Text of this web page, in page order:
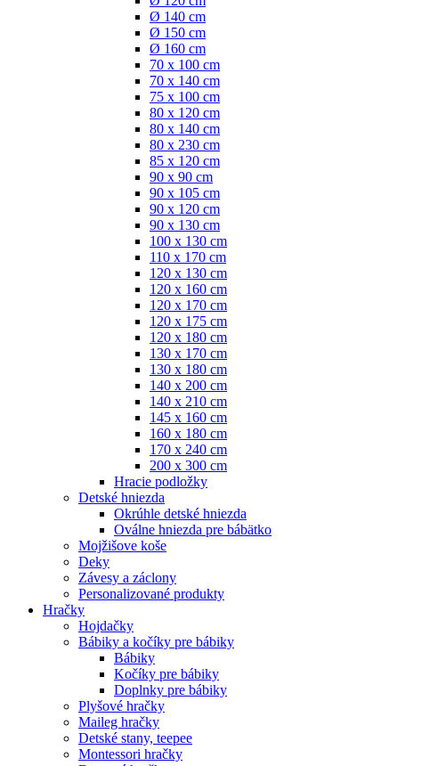
Ø 140 cm
Ø 150 cm
Ø 160 cm
70 x 100 cm
70 x 140 cm
75 x 100 cm
80 x 120 cm
80 x 140 cm
80 x 230 cm
85 x 120 cm
90 x 90 cm
90 x 105 cm
90 x 120 cm
90 x 130 cm
100 x 130 cm
110 x 170 cm
120 x 130 cm
120 x 160 cm
120 x 170 cm
120 x 175 cm
120 x 180 cm
130 x 170 cm
130 x 180 cm
140 x 200 cm
140 x 210 cm
145 x 160 cm
160 x 180 cm
170 x 240 cm
200 x 300 cm
Hracie podložky
Detské hniezda
Okrúhle detské hniezda
Oválne hniezda pre bábätko
Mojžišove koše
Deky
Závesy a záclony
Personalizované produkty
Hračky
Hojdačky
Bábiky a kočíky pre bábiky
Bábiky
Kočíky pre bábiky
Doplnky pre bábiky
Plyšové hračky
Maileg hračky
Detské stany, teepee
Montessori hračky